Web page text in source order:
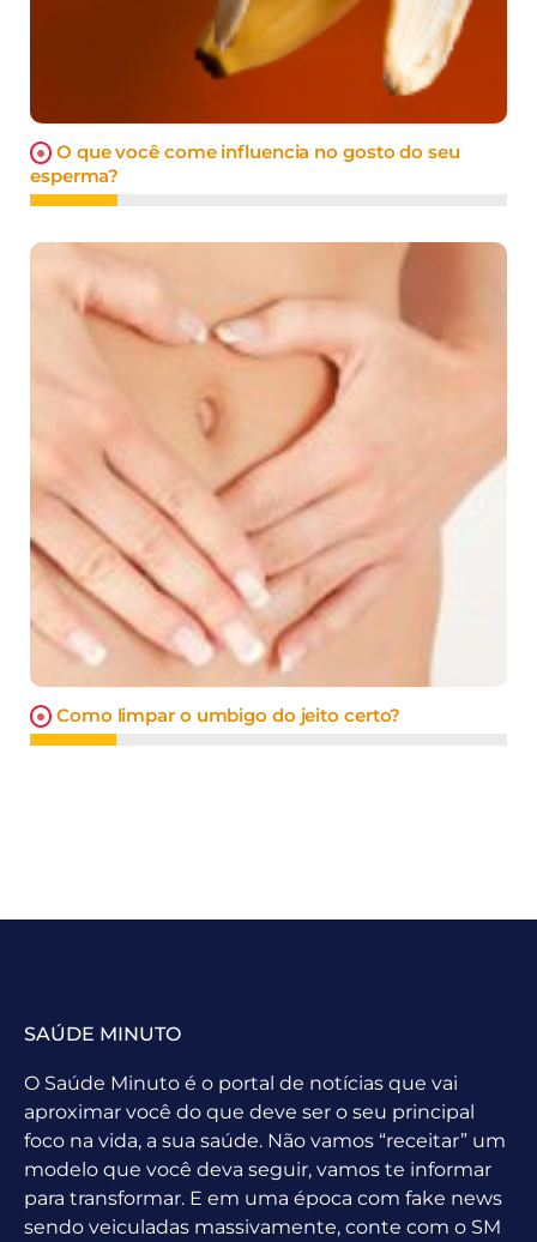
O que você come influencia no gosto do seu
esperma?
Como limpar o umbigo do jeito certo?
SAÚDE MINUTO
O Saúde Minuto é o portal de notícias que vai
aproximar você do que deve ser o seu principal
foco na vida, a sua saúde. Não vamos “receitar” um
modelo que você deva seguir, vamos te informar
para transformar. E em uma época com fake news
sendo veiculadas massivamente, conte com o SM